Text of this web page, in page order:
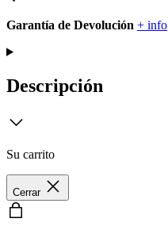
Garantía de Devolución + info
Descripción
Su carrito
Cerrar